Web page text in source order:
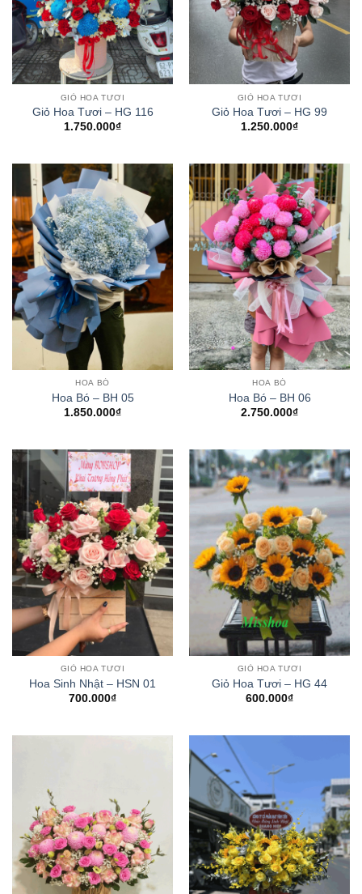
GIỎ HOA TƯƠI
Giỏ Hoa Tươi – HG 116
1.750.000₫
GIỎ HOA TƯƠI
Giỏ Hoa Tươi – HG 99
1.250.000₫
HOA BÓ
Hoa Bó – BH 05
1.850.000₫
HOA BÓ
Hoa Bó – BH 06
2.750.000₫
GIỎ HOA TƯƠI
Hoa Sinh Nhật – HSN 01
700.000₫
GIỎ HOA TƯƠI
Giỏ Hoa Tươi – HG 44
600.000₫